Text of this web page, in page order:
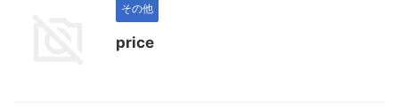
その他
price